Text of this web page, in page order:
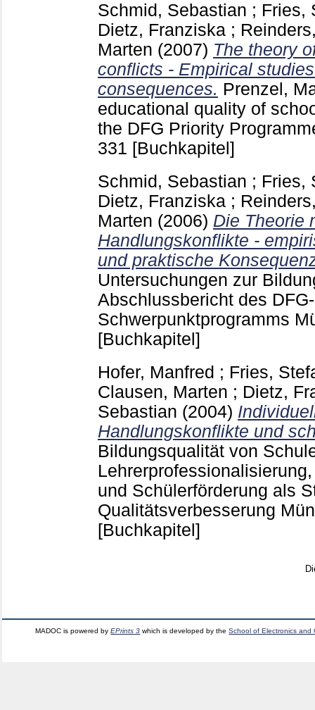
Schmid, Sebastian ; Fries,
Dietz, Franziska ;
Marten (2007) The theory
conflicts - Empirical
consequences. Prenzel,
educational quality of
the DFG Priority
331 [Buchkapitel]
Schmid, Sebastian ; Fries,
Dietz, Franziska ;
Marten (2006) Die Theorie
Handlungskonflikte -
und praktische
Untersuchungen zur
Abschlussbericht des DFG-
Schwerpunktprogramms
[Buchkapitel]
Hofer, Manfred ; Fries,
Clausen, Marten ; Dietz,
Sebastian (2004)
Handlungskonflikte und
Bildungsqualität von
und Schülerförderung als
Qualitätsverbesserung
[Buchkapitel]
MADOC is powered byEPrints 3 which is developed by theSchool of Electronics and